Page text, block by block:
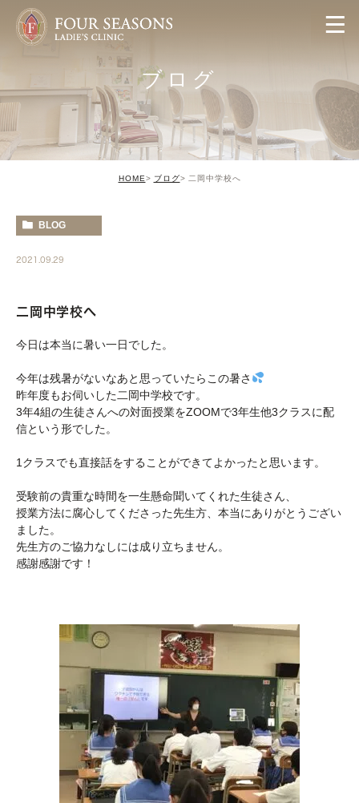
ブログ
HOME ブログ 二岡中学校へ
BLOG
2021.09.29
二岡中学校へ
今日は本当に暑い一日でした。
今年は残暑がないなあと思っていたらこの暑さ
昨年度もお伺いした二岡中学校です。
3年4組の生徒さんへの対面授業をZOOMで3年生他3クラスに配
信という形でした。
1クラスでも直接話をすることができてよかったと思います。
受験前の貴重な時間を一生懸命聞いてくれた生徒さん、
授業方法に腐心してくださった先生方、本当にありがとうござい
ました。
先生方のご協力なしには成り立ちません。
感謝感謝です！